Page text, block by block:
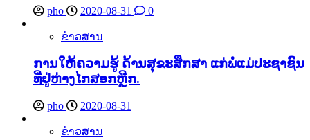
pho 2020-08-31 0
ຂ່າວສານ
ການໃຫ້ຄວາມຮູ້ ດ້ານສຸຂະສຶກສາ ແກ່ພໍ່ແມ່ປະຊາຊົນ
ທີ່ຢູ່ຫ່າງໄກສອກຫຼີກ.
pho 2020-08-31
ຂ່າວສານ